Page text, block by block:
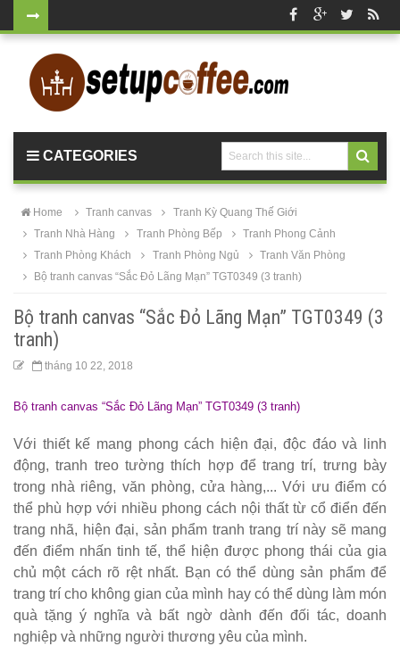
nhựa cafe
tiếp khách
Kệ decor
trang trí
vách ngăn
căn hộ, văn
quán cafe
Bộ bàn ghế
ăn ngoài
trời sân
vườn sân
thượng
nhôm đúc
ốp gỗ nhựa
CATEGORIES
Home Tranh canvas
Tranh Kỳ Quang Thế Giới
Tranh Nhà Hàng
Tranh Phòng Bếp
Tranh Phong Cảnh
Tranh Phòng Khách
Tranh Phòng Ngủ
Tranh Văn Phòng
Bộ tranh canvas “Sắc Đỏ Lãng Mạn” TGT0349 (3 tranh)
Bộ tranh canvas “Sắc Đỏ Lãng Mạn” TGT0349 (3
tranh)
tháng 10 22, 2018
Bộ tranh canvas “Sắc Đỏ Lãng Mạn” TGT0349 (3 tranh)
Với thiết kế mang phong cách hiện đại, độc đáo và linh
động, tranh treo tường thích hợp để trang trí, trưng bày
trong nhà riêng, văn phòng, cửa hàng,... Với ưu điểm có
thể phù hợp với nhiều phong cách nội thất từ cổ điển đến
trang nhã, hiện đại, sản phẩm tranh trang trí này sẽ mang
đến điểm nhấn tinh tế, thể hiện được phong thái của gia
chủ một cách rõ rệt nhất. Bạn có thể dùng sản phẩm để
trang trí cho không gian của mình hay có thể dùng làm món
quà tặng ý nghĩa và bất ngờ dành đến đối tác, doanh
nghiệp và những người thương yêu của mình.